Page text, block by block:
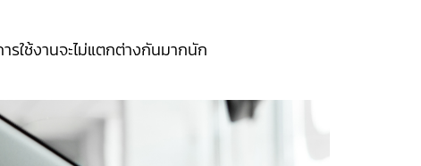
รใช้งานจะไม่แตกต่างกันมากนัก